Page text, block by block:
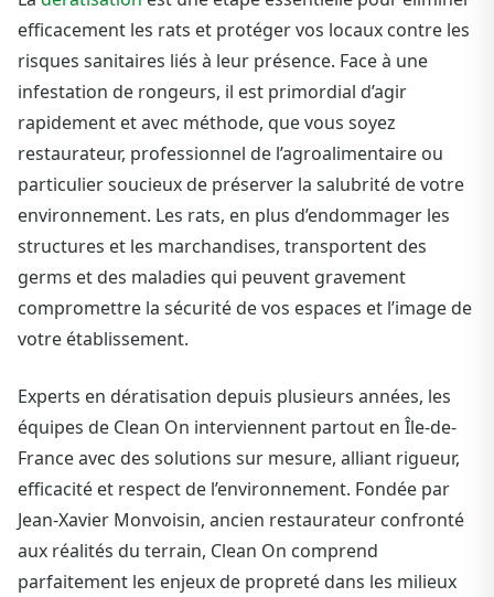
efficacement les rats et protéger vos locaux contre les
risques sanitaires liés à leur présence. Face à une
infestation de rongeurs, il est primordial d’agir
rapidement et avec méthode, que vous soyez
restaurateur, professionnel de l’agroalimentaire ou
particulier soucieux de préserver la salubrité de votre
environnement. Les rats, en plus d’endommager les
structures et les marchandises, transportent des
germs et des maladies qui peuvent gravement
compromettre la sécurité de vos espaces et l’image de
votre établissement.
Experts en dératisation depuis plusieurs années, les
équipes de Clean On interviennent partout en Île-de-
France avec des solutions sur mesure, alliant rigueur,
efficacité et respect de l’environnement. Fondée par
Jean-Xavier Monvoisin, ancien restaurateur confronté
aux réalités du terrain, Clean On comprend
parfaitement les enjeux de propreté dans les milieux